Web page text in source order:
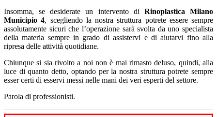
Insomma, se desiderate un intervento di Rinoplastica Milano
Municipio 4, scegliendo la nostra struttura potrete essere sempre
assolutamente sicuri che l’operazione sarà svolta da uno specialista
della materia sempre in grado di assistervi e di aiutarvi fino alla
ripresa delle attività quotidiane.
Chiunque si sia rivolto a noi non è mai rimasto deluso, quindi, alla
luce di quanto detto, optando per la nostra struttura potrete sempre
esser certi di esservi messi nelle mani dei veri esperti del settore.
Parola di professionisti.